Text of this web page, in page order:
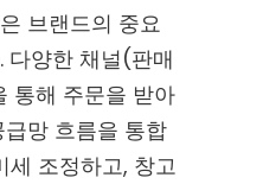
브랜드의 중요
다양한 채널(판매
통해 주문을 받아
망 흐름을 통합
세 조정하고, 창고